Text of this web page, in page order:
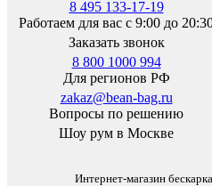
8 495 133-17-19
Работаем для вас с 9:00 до
Заказать звонок
8 800 1000 994
Для регионов РФ
zakaz@bean-bag.ru
Вопросы по решению
Шоу рум в Москве
Интернет-магазин